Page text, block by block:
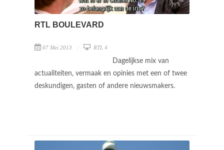
RTL BOULEVARD
07 Mei 2013 RTL 4
Dagelijkse mix van
actualiteiten, vermaak en opinies met een of twee
deskundigen, gasten of andere nieuwsmakers.